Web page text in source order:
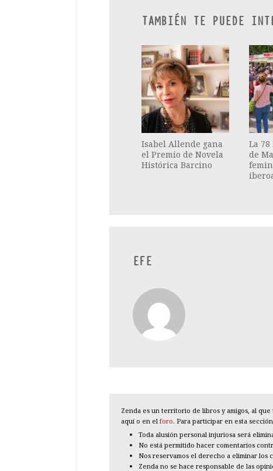
TAMBIÉN TE PUEDE
Isabel Allende gana
el Premio de Novela
Histórica Barcino
La
de
EFE
Zenda es un territorio de libros y amigos, al
aquí o en el foro. Para participar en esta
Toda alusión personal injuriosa será
No está permitido hacer comentarios
Nos reservamos el derecho a eliminar los
Zenda no se hace responsable de las